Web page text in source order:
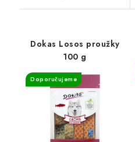
Dokas Losos proužky
100 g
Doporučujeme